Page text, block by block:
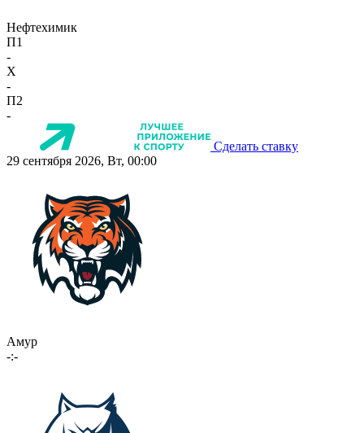
Нефтехимик
П1
-
X
-
П2
-
Сделать ставку
29 сентября 2026, Вт, 00:00
Амур
-:-